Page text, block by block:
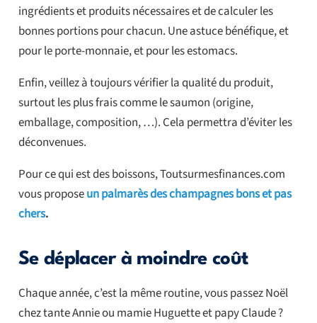
ingrédients et produits nécessaires et de calculer les
bonnes portions pour chacun. Une astuce bénéfique, et
pour le porte-monnaie, et pour les estomacs.
Enfin, veillez à toujours vérifier la qualité du produit,
surtout les plus frais comme le saumon (origine,
emballage, composition, …). Cela permettra d’éviter les
déconvenues.
Pour ce qui est des boissons, Toutsurmesfinances.com
vous proposeun palmarès des champagnes bons et pas
chers.
Se déplacer à moindre coût
Chaque année, c’est la même routine, vous passez Noël
chez tante Annie ou mamie Huguette et papy Claude ?